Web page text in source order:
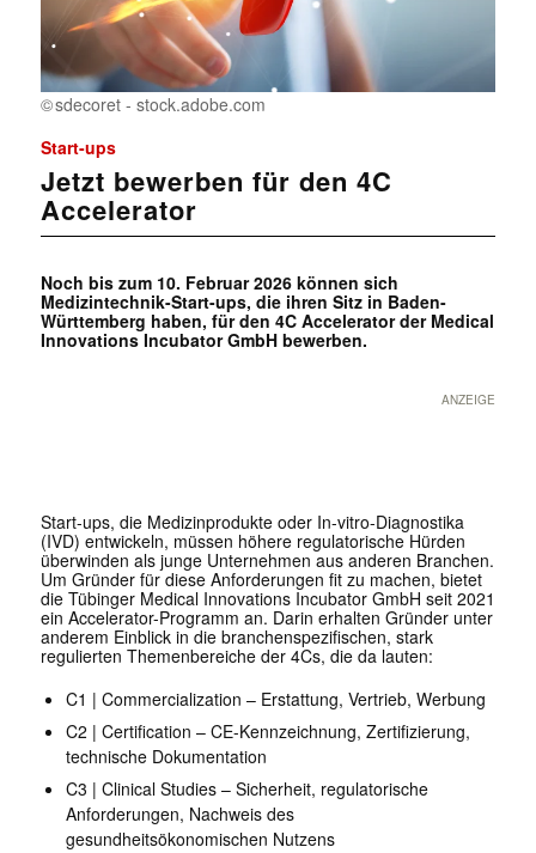
sdecoret - stock.adobe.com
Start-ups
Jetzt bewerben für den 4C
Accelerator
Noch bis zum 10. Februar 2026 können sich
Medizintechnik-Start-ups, die ihren Sitz in Baden-
Württemberg haben, für den 4C Accelerator der Medical
Innovations Incubator GmbH bewerben.
ANZEIGE
Start-ups, die Medizinprodukte oder In-vitro-Diagnostika
(IVD) entwickeln, müssen höhere regulatorische Hürden
überwinden als junge Unternehmen aus anderen Branchen.
Um Gründer für diese Anforderungen fit zu machen, bietet
die Tübinger Medical Innovations Incubator GmbH seit 2021
ein Accelerator-Programm an. Darin erhalten Gründer unter
anderem Einblick in die branchenspezifischen, stark
regulierten Themenbereiche der 4Cs, die da lauten:
C1 | Commercialization – Erstattung, Vertrieb, Werbung
C2 | Certification – CE-Kennzeichnung, Zertifizierung,
technische Dokumentation
C3 | Clinical Studies – Sicherheit, regulatorische
Anforderungen, Nachweis des
gesundheitsökonomischen Nutzens